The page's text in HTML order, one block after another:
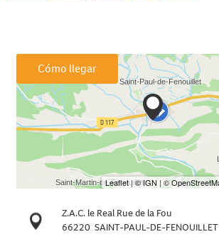
Cómo llegar
Z.A.C. le Real Rue de la Fou
66220 SAINT-PAUL-DE-FENOUILLET